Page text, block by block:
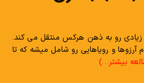
زیادی رو به ذهن هرکس منتقل می کند.
آرزوها و رویاهایی رو شامل میشه که تا
بیشتر…)